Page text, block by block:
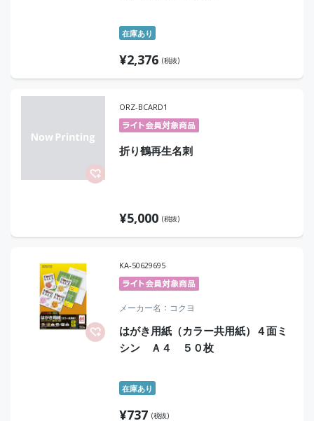
在庫あり
¥2,376 (税抜)
ORZ-BCARD1
折り鶴再生名刺
¥5,000 (税抜)
KA-50629695
メーカー名 コクヨ
はがき用紙（カラー共用紙）４面ミ
シン Ａ４ ５０枚
在庫あり
¥737 (税抜)